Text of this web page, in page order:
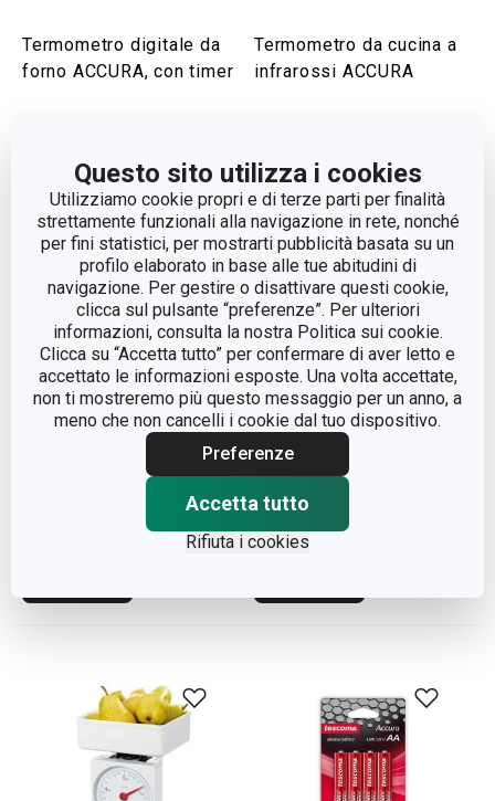
Questo sito utilizza i cookies
Utilizziamo cookie propri e di terze parti per finalità
strettamente funzionali alla navigazione in rete, nonché
per fini statistici, per mostrarti pubblicità basata su un
profilo elaborato in base alle tue abitudini di
navigazione. Per gestire o disattivare questi cookie,
clicca sul pulsante “preferenze”. Per ulteriori
informazioni, consulta la nostra Politica sui cookie.
Clicca su “Accetta tutto” per confermare di aver letto e
accettato le informazioni esposte. Una volta accettate,
non ti mostreremo più questo messaggio per un anno, a
meno che non cancelli i cookie dal tuo dispositivo.
Preferenze
Accetta tutto
Rifiuta i cookies
Termometro digitale da
forno ACCURA, con timer
Termometro da cucina a
infrarossi ACCURA
Bilancia da cucina
Bilancia da cucina
ACCURA 2.0 kg